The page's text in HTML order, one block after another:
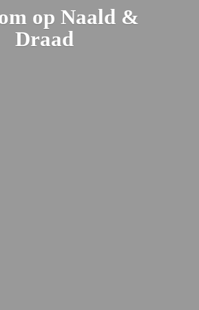
op Naald &
Draad